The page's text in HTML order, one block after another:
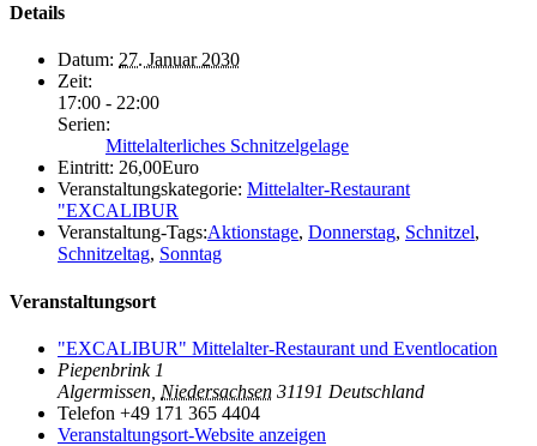
Details
Datum: 27. Januar 2030
Zeit:
17:00 - 22:00
Serien:
Mittelalterliches Schnitzelgelage
Eintritt: 26,00Euro
Veranstaltungskategorie: Mittelalter-Restaurant
"EXCALIBUR
Veranstaltung-Tags:Aktionstage, Donnerstag, Schnitzel,
Schnitzeltag, Sonntag
Veranstaltungsort
"EXCALIBUR" Mittelalter-Restaurant und Eventlocation
Piepenbrink 1
Algermissen Niedersachsen 31191 Deutschland
Telefon +49 171 365 4404
Veranstaltungsort-Website anzeigen